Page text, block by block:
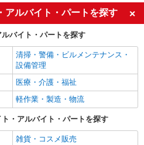
しており、交通アクセスは良好で
、カー用品店、ファミレス、ファー
ンスタンドなどがあり、接客、販売
心地は泉北高速鉄道深井駅周辺で、
、大型スーパー、コンビ二、カフ
販売店などが集まっています。この
り、シフトも早朝から夜まで比較的
、中区には大規模な医療施設が多く
るのも特徴です。区域には、古くは
土塔、そして須恵器の窯あとなど多
的な注染技術による和さらしや浴衣
誇ります。また、この地区で行われ
猛スピードで方向転換させる「やり
れており、多くの観光客が訪れま
アルバイト・パートを探す
バイト・パートを探す
清掃・警備・ビルメンテナンス・
設備管理
医療・介護・福祉
軽作業・製造・物流
・アルバイト・パートを探す
雑貨・コスメ販売